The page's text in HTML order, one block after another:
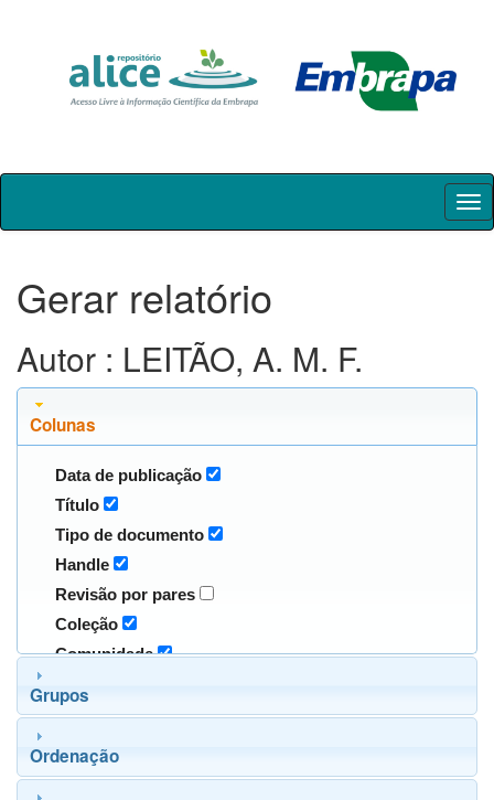
Skip
Gerar relatório
Autor : LEITÃO, A. M. F.
Colunas
Data de publicação
Título
Tipo de documento
Handle
Revisão por pares
Coleção
Comunidade
Grupos
Ordenação